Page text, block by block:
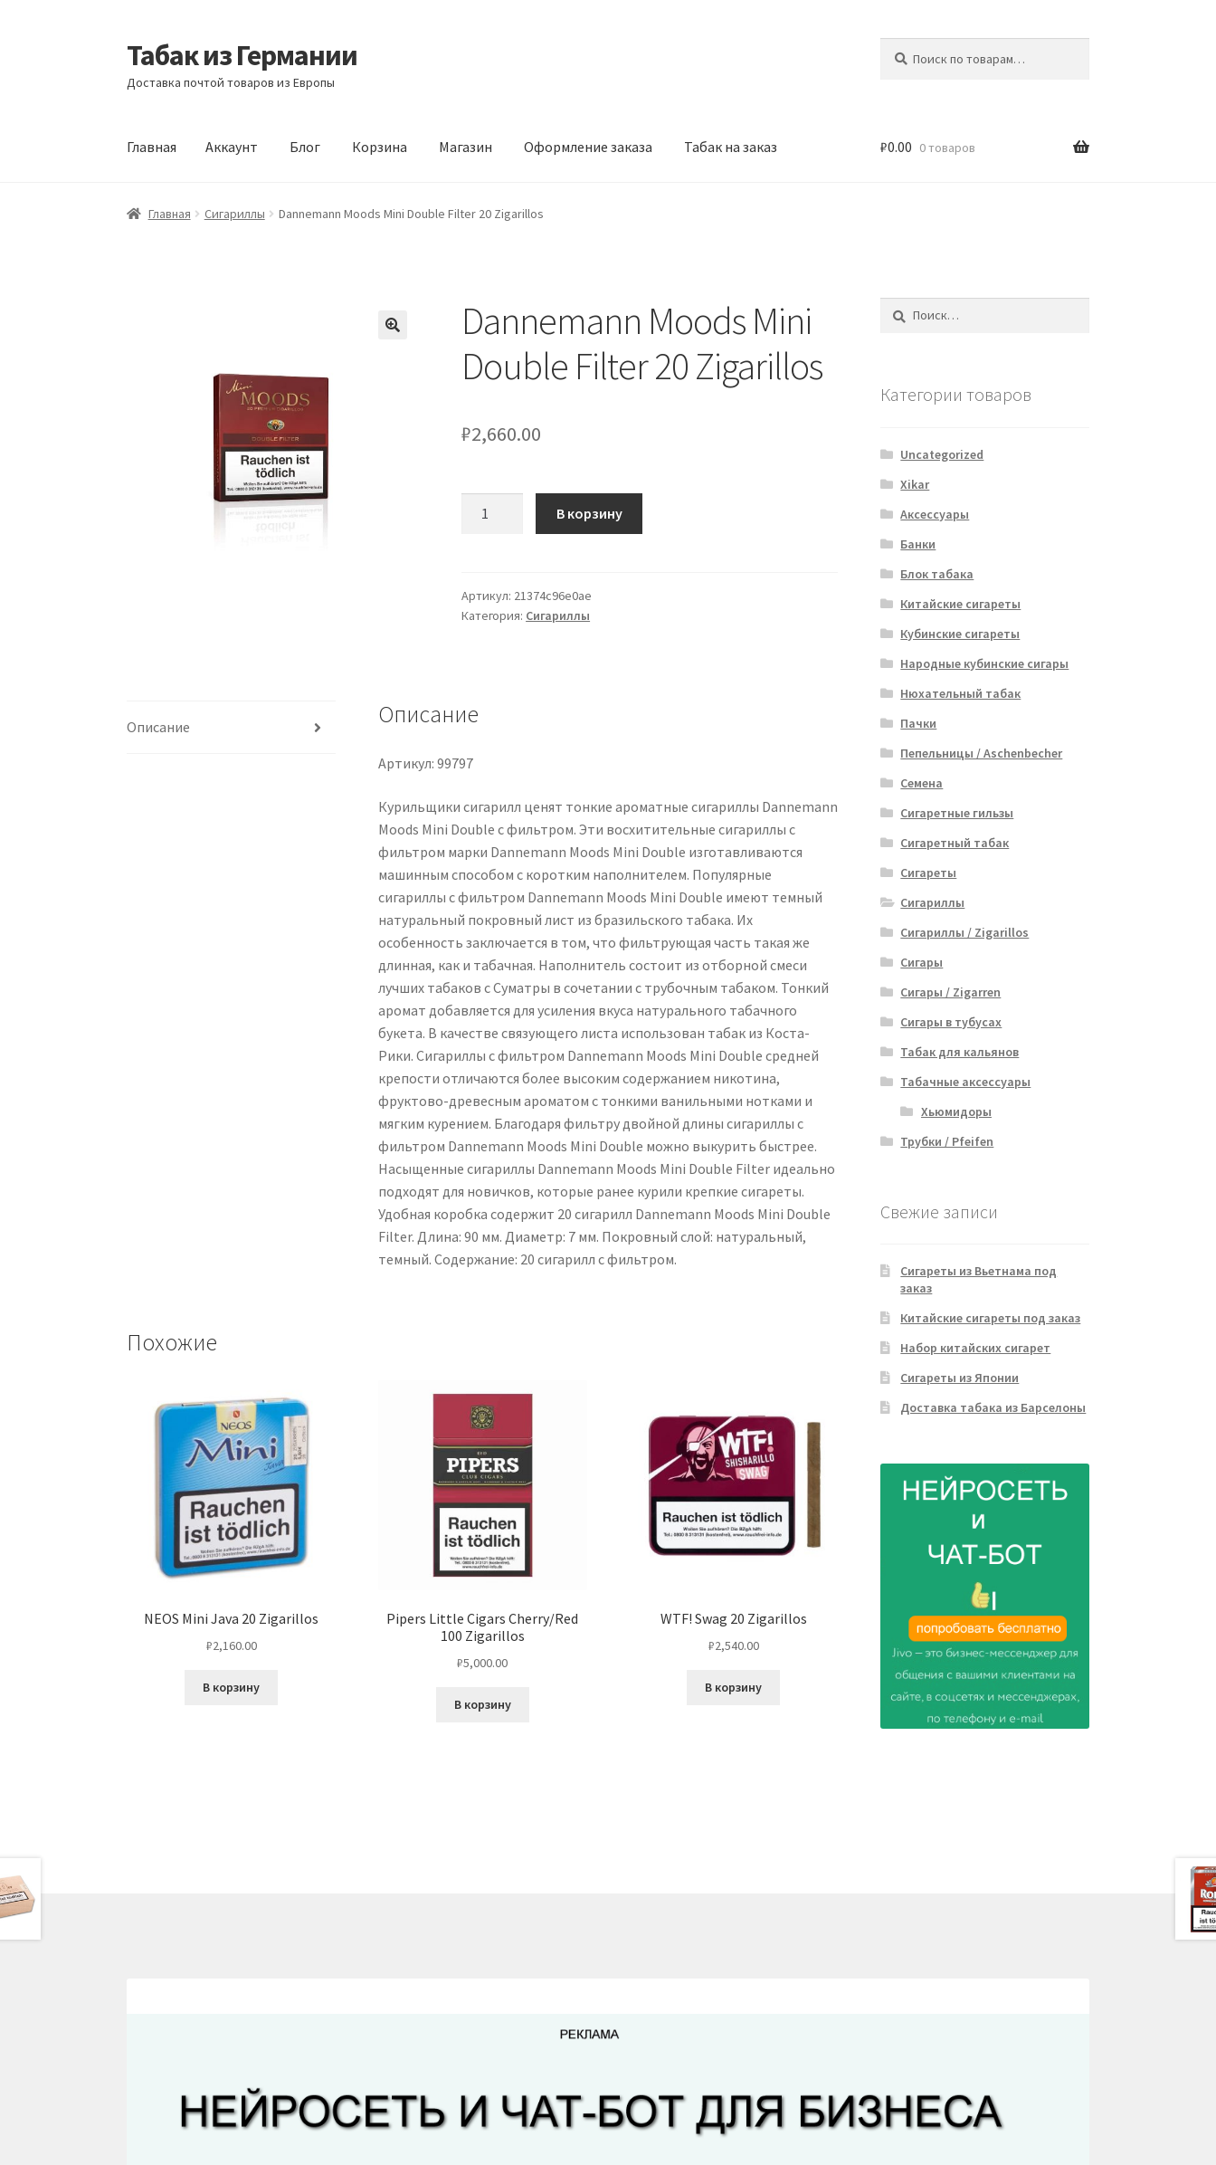
Перейти
к
навигации
Перейти
к
содержимому
Табак из Германии
Доставка почтой товаров из Европы
Главная Аккаунт Блог Корзина Магазин Оформление заказа Табак на заказ
Главная Аккаунт Корзина Магазин Оформление заказа Табак на заказ
₽0.00 0 товаров
Главная Сигариллы Dannemann Moods Mini Double Filter 20 Zigarillos
Dannemann Moods Mini
Double Filter 20 Zigarillos
₽2,660.00
Mini
Double
В корзину
Артикул: 21374c96e0ae
Категория: Сигариллы
Описание Описание
Артикул: 99797
Курильщики сигарилл ценят тонкие ароматные сигариллы Dannemann
Moods Mini Double с фильтром. Эти восхитительные сигариллы с
фильтром марки Dannemann Moods Mini Double изготавливаются
машинным способом с коротким наполнителем. Популярные
сигариллы с фильтром Dannemann Moods Mini Double имеют темный
натуральный покровный лист из бразильского табака. Их
особенность заключается в том, что фильтрующая часть такая же
длинная, как и табачная. Наполнитель состоит из отборной смеси
лучших табаков с Суматры в сочетании с трубочным табаком. Тонкий
аромат добавляется для усиления вкуса натурального табачного
букета. В качестве связующего листа использован табак из Коста-
Рики. Сигариллы с фильтром Dannemann Moods Mini Double средней
крепости отличаются более высоким содержанием никотина,
фруктово-древесным ароматом с тонкими ванильными нотками и
мягким курением. Благодаря фильтру двойной длины сигариллы с
фильтром Dannemann Moods Mini Double можно выкурить быстрее.
Насыщенные сигариллы Dannemann Moods Mini Double Filter идеально
подходят для новичков, которые ранее курили крепкие сигареты.
Удобная коробка содержит 20 сигарилл Dannemann Moods Mini Double
Filter. Длина: 90 мм. Диаметр: 7 мм. Покровный слой: натуральный,
темный. Содержание: 20 сигарилл с фильтром.
Похожие
NEOS Mini Java 20 Zigarillos
₽2,160.00
В корзину
Pipers Little Cigars Cherry/Red
100 Zigarillos
₽5,000.00
В корзину
WTF! Swag 20 Zigarillos
₽2,540.00
В корзину
Найти:
Категории товаров
Uncategorized
Xikar
Аксессуары
Банки
Блок табака
Китайские сигареты
Кубинские сигареты
Народные кубинские сигары
Нюхательный табак
Пачки
Пепельницы / Aschenbecher
Семена
Сигаретные гильзы
Сигаретный табак
Сигареты
Сигариллы
Сигариллы / Zigarillos
Сигары
Сигары / Zigarren
Сигары в тубусах
Табак для кальянов
Табачные аксессуары
Хьюмидоры
Трубки / Pfeifen
Свежие записи
Сигареты из Вьетнама под
заказ
Китайские сигареты под заказ
Набор китайских сигарет
Сигареты из Японии
Доставка табака из Барселоны